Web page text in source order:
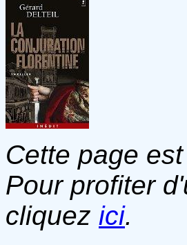
Cette page
Pour profiter
cliquez ici.